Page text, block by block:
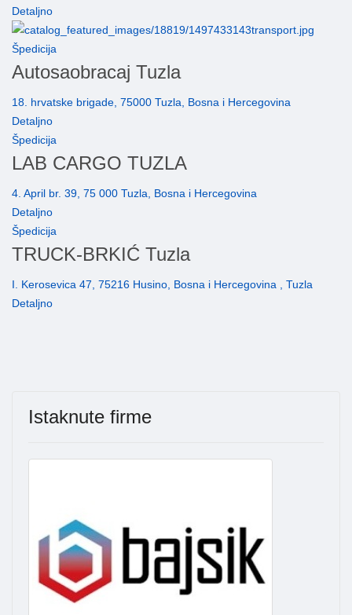
Detaljno
Špedicija
Autosaobracaj Tuzla
18. hrvatske brigade, 75000 Tuzla, Bosna i Hercegovina
Detaljno
Špedicija
LAB CARGO TUZLA
4. April br. 39, 75 000 Tuzla, Bosna i Hercegovina
Detaljno
Špedicija
TRUCK-BRKIĆ Tuzla
I. Kerosevica 47, 75216 Husino, Bosna i Hercegovina , Tuzla
Detaljno
Istaknute firme